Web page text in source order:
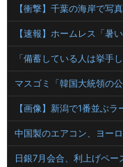
【速報】ホームレス「暑
【画像】新潟で1番並ぶ
中国製のエアコン、ヨー